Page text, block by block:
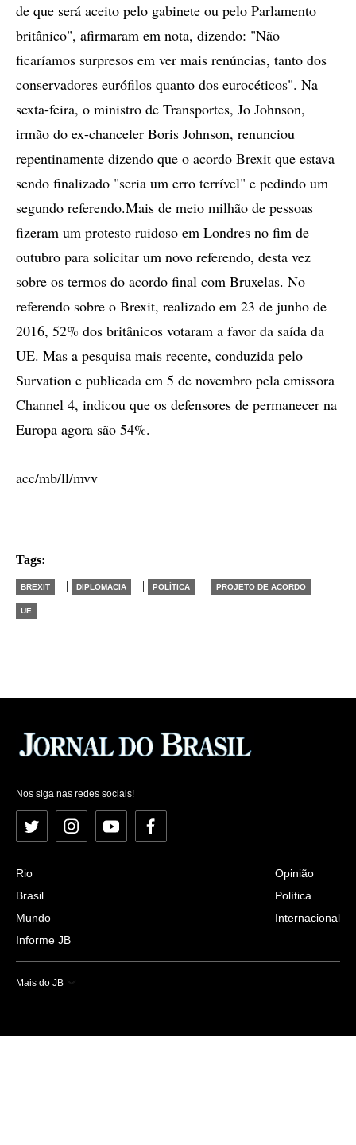
de que será aceito pelo gabinete ou pelo Parlamento
britânico", afirmaram em nota, dizendo: "Não
ficaríamos surpresos em ver mais renúncias, tanto dos
conservadores eurófilos quanto dos eurocéticos". Na
sexta-feira, o ministro de Transportes, Jo Johnson,
irmão do ex-chanceler Boris Johnson, renunciou
repentinamente dizendo que o acordo Brexit que estava
sendo finalizado "seria um erro terrível" e pedindo um
segundo referendo.Mais de meio milhão de pessoas
fizeram um protesto ruidoso em Londres no fim de
outubro para solicitar um novo referendo, desta vez
sobre os termos do acordo final com Bruxelas. No
referendo sobre o Brexit, realizado em 23 de junho de
2016, 52% dos britânicos votaram a favor da saída da
UE. Mas a pesquisa mais recente, conduzida pelo
Survation e publicada em 5 de novembro pela emissora
Channel 4, indicou que os defensores de permanecer na
Europa agora são 54%.
acc/mb/ll/mvv
Tags:
BREXIT | DIPLOMACIA | POLÍTICA | PROJETO DE ACORDO |
UE
Nos siga nas redes sociais!
Twitter InstagramYouTubeFacebook
Rio
Brasil
Mundo
Informe JB
Opinião
Política
Internacional
Mais do JB
Esportes